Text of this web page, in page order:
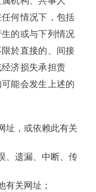
何情况下，包括
的或与下列情况
於直接的、间接
济损失承担责
能会发生上述的
址，或依赖此有关
、遗漏、中断、传
有关网址；